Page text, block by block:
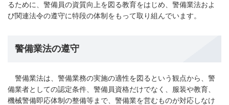
るために、警備員の資質向上を図る教育をはじめ、警備業法およ
び関連法令の遵守に特段の体制をもって取り組んでいます。
警備業法の遵守
警備業法は、警備業務の実施の適性を図るという観点から、警
備業者としての認定条件、警備員資格だけでなく、服装や教育、
機械警備即応体制の整備等まで、警備業を営むものが対応しなけ